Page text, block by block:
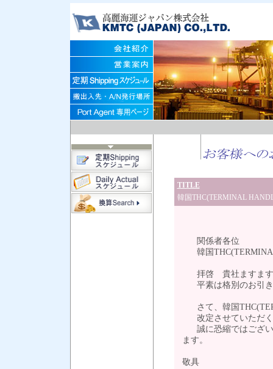
TITLE
韓国THC(TERMINAL
関係者各位
韓国
拝啓 貴社ますます
平素は格別のお引き
さて、韓国
改定させていただく
誠に恐縮ではござい
ます。
敬具